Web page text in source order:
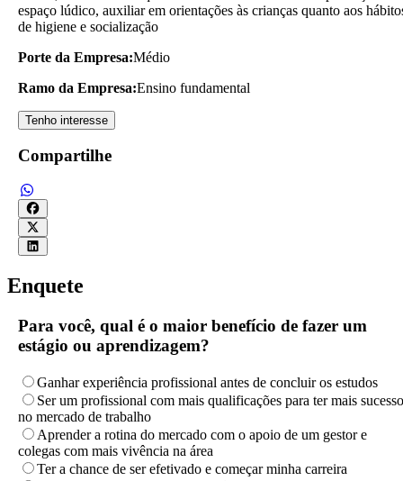
espaço lúdico, auxiliar em orientações às crianças quanto aos
de higiene e socialização
Porte da Empresa:Médio
Ramo da Empresa:Ensino fundamental
Tenho interesse
Compartilhe
Enquete
Para você, qual é o maior benefício de fazer um
estágio ou aprendizagem?
Ganhar experiência profissional antes de concluir os estudos
Ser um profissional com mais qualificações para ter mais sucesso
no mercado de trabalho
Aprender a rotina do mercado com o apoio de um gestor e
colegas com mais vivência na área
Ter a chance de ser efetivado e começar minha carreira